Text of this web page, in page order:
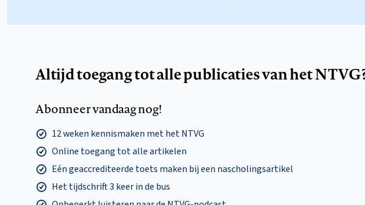
Altijd toegang tot alle publicaties van het
Abonneer vandaag nog!
12 weken kennismaken met het NTVG
Online toegang tot alle artikelen
Eén geaccrediteerde toets maken bij een nascholingsartikel
Het tijdschrift 3 keer in de bus